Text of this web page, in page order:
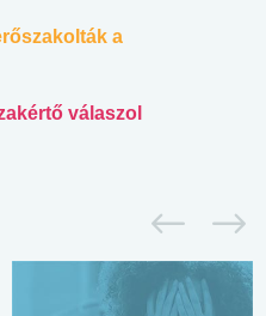
a
válaszol